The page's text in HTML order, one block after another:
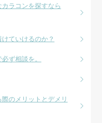
ラコンを探すなら
ていけるのか？
ず相談を。
のメリットとデメリ